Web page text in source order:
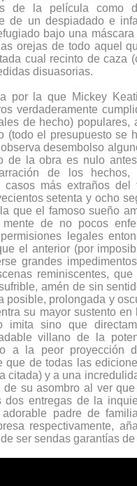
de la película como
de un despiadado e
bajo una
orejas de todo aquel
cual recinto de caza
disuasorias.
por la que Mickey
verdaderamente
de hecho) populares,
(todo el presupuesto se
desembolso
de la obra es nulo
de los hechos,
más extraños del
setenta y ocho
que el famoso sueño
de no pocos
legales
el anterior (por
grandes
reminiscentes,
amén de sin
posible, prolongada y
su mayor sustento en
imita sino que
villano de la
a la peor proyección
que de todas las
citada) y a una
su asombro al ver
dos entregas de la
padre de
respectivamente,
ser sendas garantías